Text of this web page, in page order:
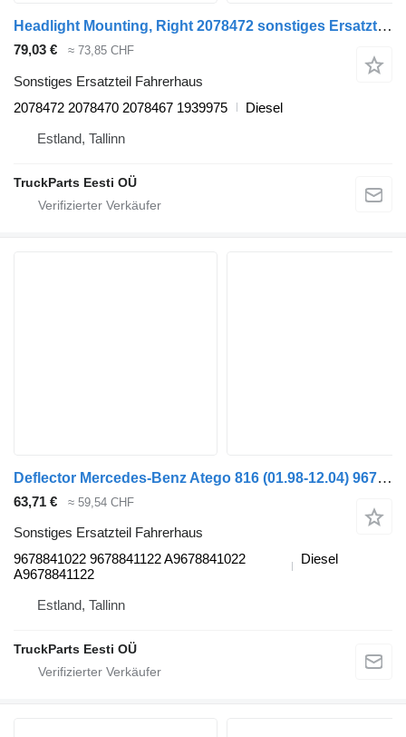
Headlight Mounting, Right 2078472 sonstiges Ersatzteil Fahrerhaus für Scania P,G,R,T-series (2004-2017) Sattelzugmaschine
79,03 € ≈ 73,85 CHF
Sonstiges Ersatzteil Fahrerhaus
2078472 2078470 2078467 1939975
Diesel
Estland, Tallinn
TruckParts Eesti OÜ
Deflector Mercedes-Benz Atego 816 (01.98-12.04) 9678841022 für Mercedes-Benz Atego, Atego 2, Atego 3 (1996-) Sattelzugmaschine
63,71 € ≈ 59,54 CHF
Sonstiges Ersatzteil Fahrerhaus
9678841022 9678841122 A9678841022
A9678841122
Diesel
Estland, Tallinn
TruckParts Eesti OÜ